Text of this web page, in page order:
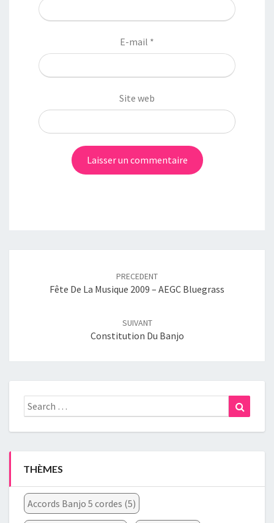
E-mail *
Site web
PRECEDENT
Fête De La Musique 2009 – AEGC Bluegrass
SUIVANT
Constitution Du Banjo
Search
for:
THÈMES
Accords Banjo 5 cordes (5)